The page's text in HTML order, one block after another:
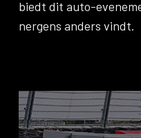
biedt dit auto-
nergens anders vindt.